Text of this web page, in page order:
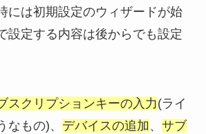
には初期設定のウィザードが始
設定する内容は後からでも設定
スクリプションキーの入力(ライ
なもの)、 デバイスの追加 、 サブ